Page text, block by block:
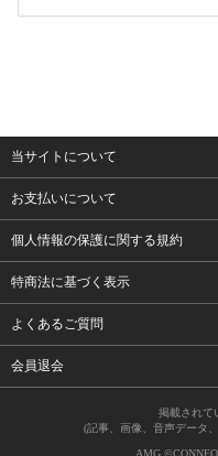
当サイトについて
お支払いについて
個人情報の保護に関する規約
特商法に基づく表示
よくあるご質問
会員退会
掲載されて
(記事、画像、音声データ
AMG